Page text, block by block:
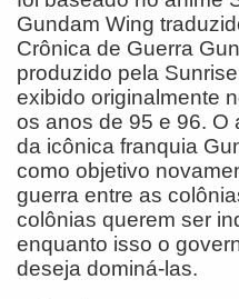
Gundam Wing
Crônica de Guerra
produzido pela
exibido originalmente
os anos de 95 e 96. O
da icônica franquia
como objetivo
guerra entre as
colônias querem ser
enquanto isso o
deseja dominá-las.